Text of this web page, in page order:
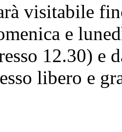
visitabile
e
12.30) e
libero e